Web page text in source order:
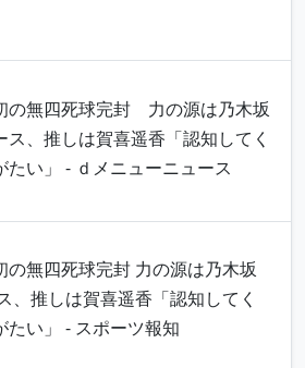
の無四死球完封 力の源は乃木坂
、推しは賀喜遥香「認知してく
い」 - ｄメニューニュース
の無四死球完封 力の源は乃木坂
、推しは賀喜遥香「認知してく
い」 - スポーツ報知